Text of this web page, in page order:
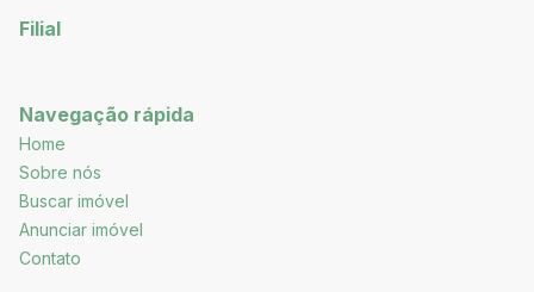
Filial
Navegação rápida
Home
Sobre nós
Buscar imóvel
Anunciar imóvel
Contato